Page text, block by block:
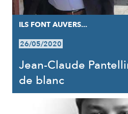
ILS FONT AUVERS...
26/05/2020
Jean-Claude
de blanc